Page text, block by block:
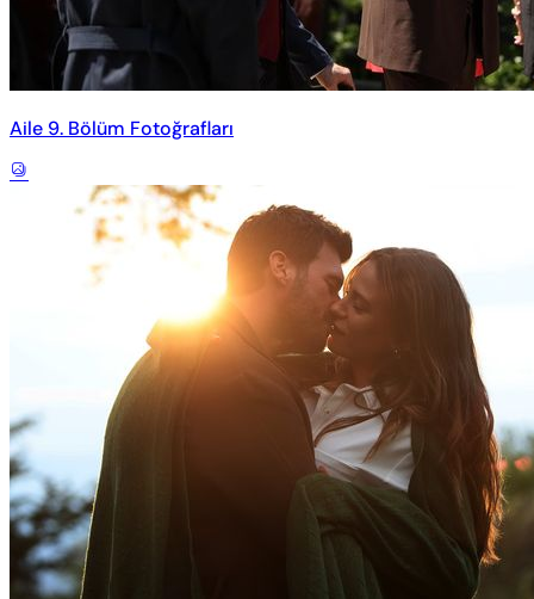
Aile 9. Bölüm Fotoğrafları